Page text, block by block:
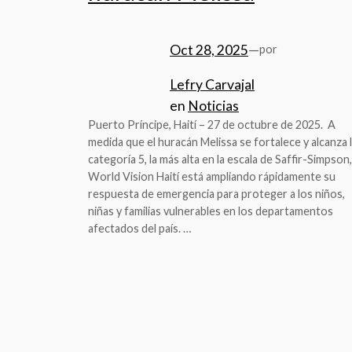
Oct 28, 2025—por
Lefry Carvajal
en Noticias
Puerto Príncipe, Haití – 27 de octubre de 2025. A
medida que el huracán Melissa se fortalece y alcanza
categoría 5, la más alta en la escala de Saffir-Simpson,
World Vision Haití está ampliando rápidamente su
respuesta de emergencia para proteger a los niños,
niñas y familias vulnerables en los departamentos
afectados del país. …